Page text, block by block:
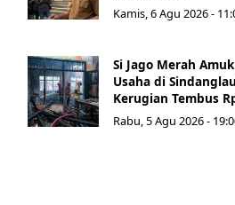
Kamis, 6 Agu 2026 -
Si Jago Merah
Usaha di
Kerugian Tembus
Rabu, 5 Agu 2026 -